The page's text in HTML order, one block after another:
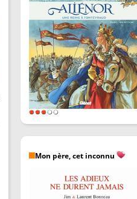
Mon père, cet inconnu